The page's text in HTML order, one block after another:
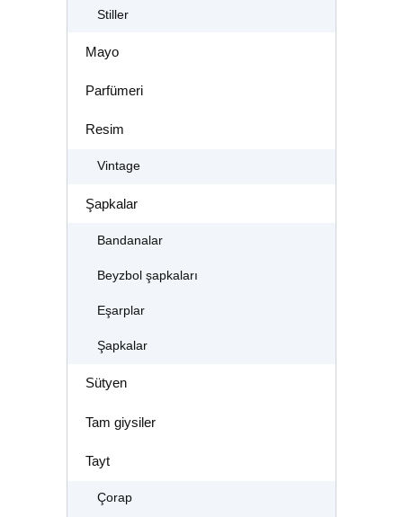
Stiller
Mayo
Parfümeri
Resim
Vintage
Şapkalar
Bandanalar
Beyzbol şapkaları
Eşarplar
Şapkalar
Sütyen
Tam giysiler
Tayt
Çorap